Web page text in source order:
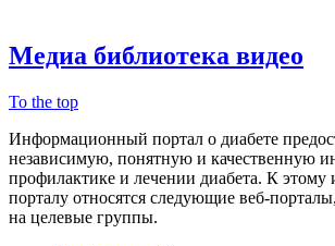
Медиа библиотека видео
To the top
Информационный портал о диабете
независимую, понятную и качественную
профилактике и лечении диабета. К
порталу относятся следующие веб-
на целевые группы.